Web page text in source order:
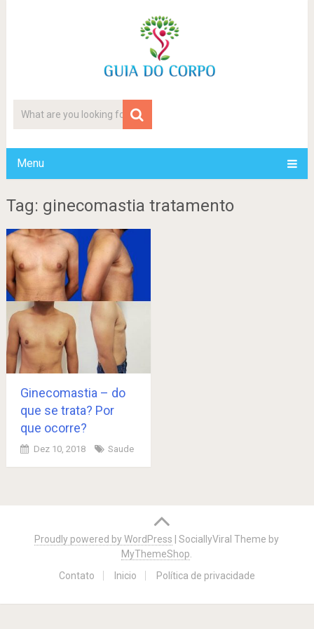
Menu
Tag: ginecomastia tratamento
Ginecomastia – do
que se trata? Por
que ocorre?
Dez 10, 2018 Saude
navigation
Proudly powered by WordPress |SociallyViral Theme by
MyThemeShop.
Contato
Inicio Política de privacidade